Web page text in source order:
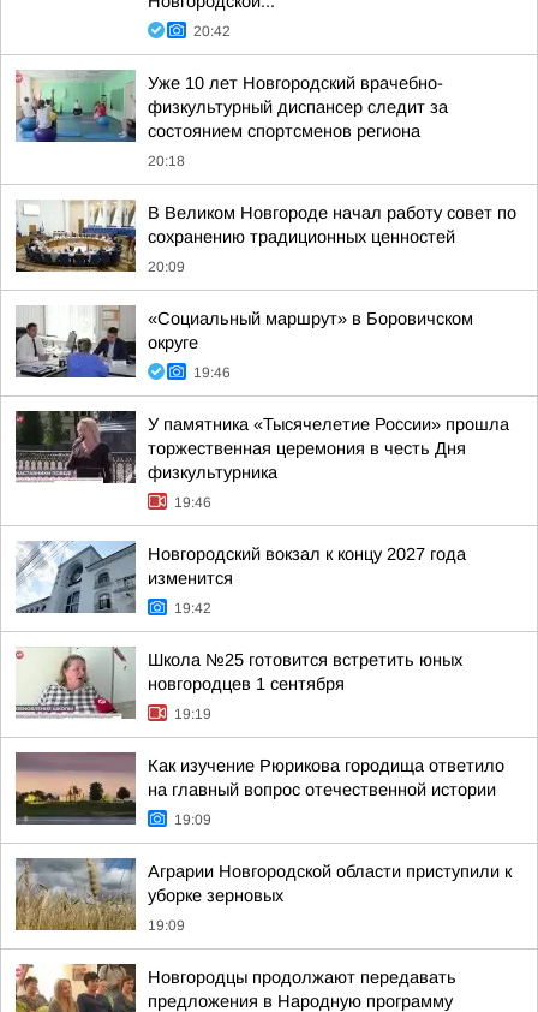
20:42
Уже 10 лет Новгородский врачебно-
физкультурный диспансер следит за
состоянием спортсменов региона
20:18
В Великом Новгороде начал работу совет по
сохранению традиционных ценностей
20:09
«Социальный маршрут» в Боровичском
округе
19:46
У памятника «Тысячелетие России» прошла
торжественная церемония в честь Дня
физкультурника
19:46
Новгородский вокзал к концу 2027 года
изменится
19:42
Школа №25 готовится встретить юных
новгородцев 1 сентября
19:19
Как изучение Рюрикова городища ответило
на главный вопрос отечественной истории
19:09
Аграрии Новгородской области приступили к
уборке зерновых
19:09
Новгородцы продолжают передавать
предложения в Народную программу